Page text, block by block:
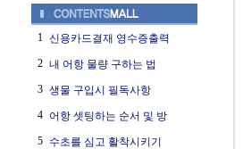
1 신용카드결재 영수증출력
2 내 어항 물량 구하는 법
3 생물 구입시 필독사항
4 어항 셋팅하는 순서 및 방
5 수초를 심고 활착시키기